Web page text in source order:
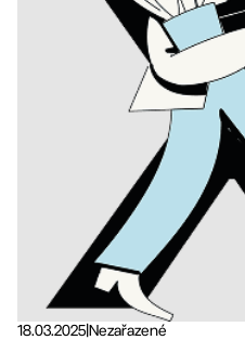
18.03.2025Nezařazené